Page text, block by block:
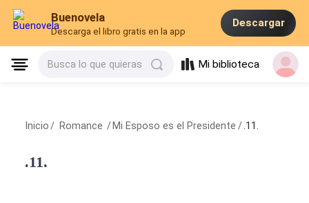
Buenovela
Descarga el libro gratis en la app
Descargar
Busca lo que quieras Mi biblioteca
Inicio / Romance / Mi Esposo es el Presidente / .11.
.11.